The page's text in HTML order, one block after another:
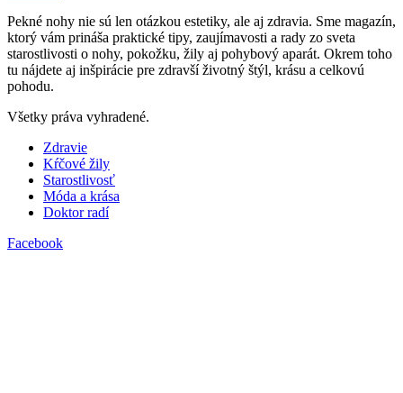
Pekné nohy nie sú len otázkou estetiky, ale aj zdravia. Sme magazín,
ktorý vám prináša praktické tipy, zaujímavosti a rady zo sveta
starostlivosti o nohy, pokožku, žily aj pohybový aparát. Okrem toho
tu nájdete aj inšpirácie pre zdravší životný štýl, krásu a celkovú
pohodu.
Všetky práva vyhradené.
Zdravie
Kŕčové žily
Starostlivosť
Móda a krása
Doktor radí
Facebook